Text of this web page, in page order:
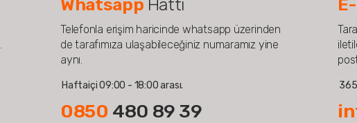
Whatsapp Hattı
Telefonla erişim haricinde whatsapp üzerinden
de tarafımıza ulaşabileceğiniz numaramız yine
aynı.
Haftaiçi 09:00 - 18:00 arası.
0850 480 89 39